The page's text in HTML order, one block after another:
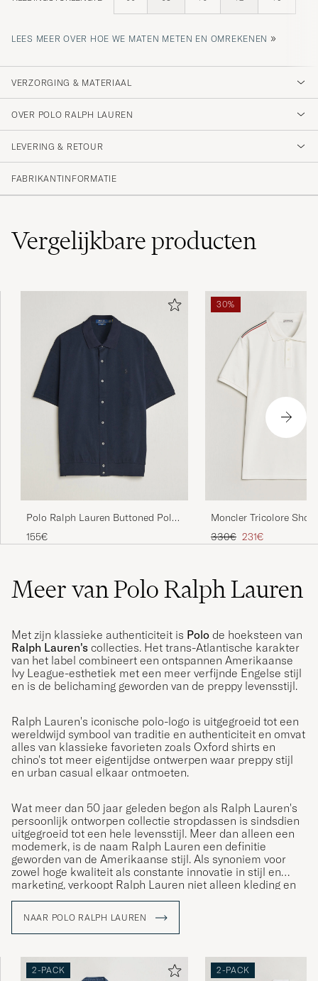
LEES MEER OVER HOE WE MATEN METEN EN OMREKENEN »
VERZORGING & MATERIAAL
OVER POLO RALPH LAUREN
LEVERING & RETOUR
FABRIKANTINFORMATIE
Vergelijkbareproducten
Polo Ralph Lauren Buttoned Polo
Aviator Navy
155€
30%
Moncler Tricolore
White
Reguliere prijs
330€ Verlaagd prijs
231€
Meer van Polo Ralph Lauren
Met zijn klassieke authenticiteit is Polo de hoeksteen van
Ralph Lauren's collecties. Het trans-Atlantische karakter
van het label combineert een ontspannen Amerikaanse
Ivy League-esthetiek met een meer verfijnde Engelse stijl
en is de belichaming geworden van de preppy levensstijl.
Ralph Lauren's iconische polo-logo is uitgegroeid tot een
wereldwijd symbool van traditie en authenticiteit en omvat
alles van klassieke favorieten zoals Oxford shirts en
chino's tot meer eigentijdse ontwerpen waar preppy stijl
en urban casual elkaar ontmoeten.
Wat meer dan 50 jaar geleden begon als Ralph Lauren's
persoonlijk ontworpen collectie stropdassen is sindsdien
uitgegroeid tot een hele levensstijl. Meer dan alleen een
modemerk, is de naam Ralph Lauren een definitie
geworden van de Amerikaanse stijl. Als synoniem voor
zowel hoge kwaliteit als constante innovatie in stijl en
marketing, verkoopt Ralph Lauren niet alleen kleding en
NAAR POLO RALPH LAUREN
2-PACK 2-PACK